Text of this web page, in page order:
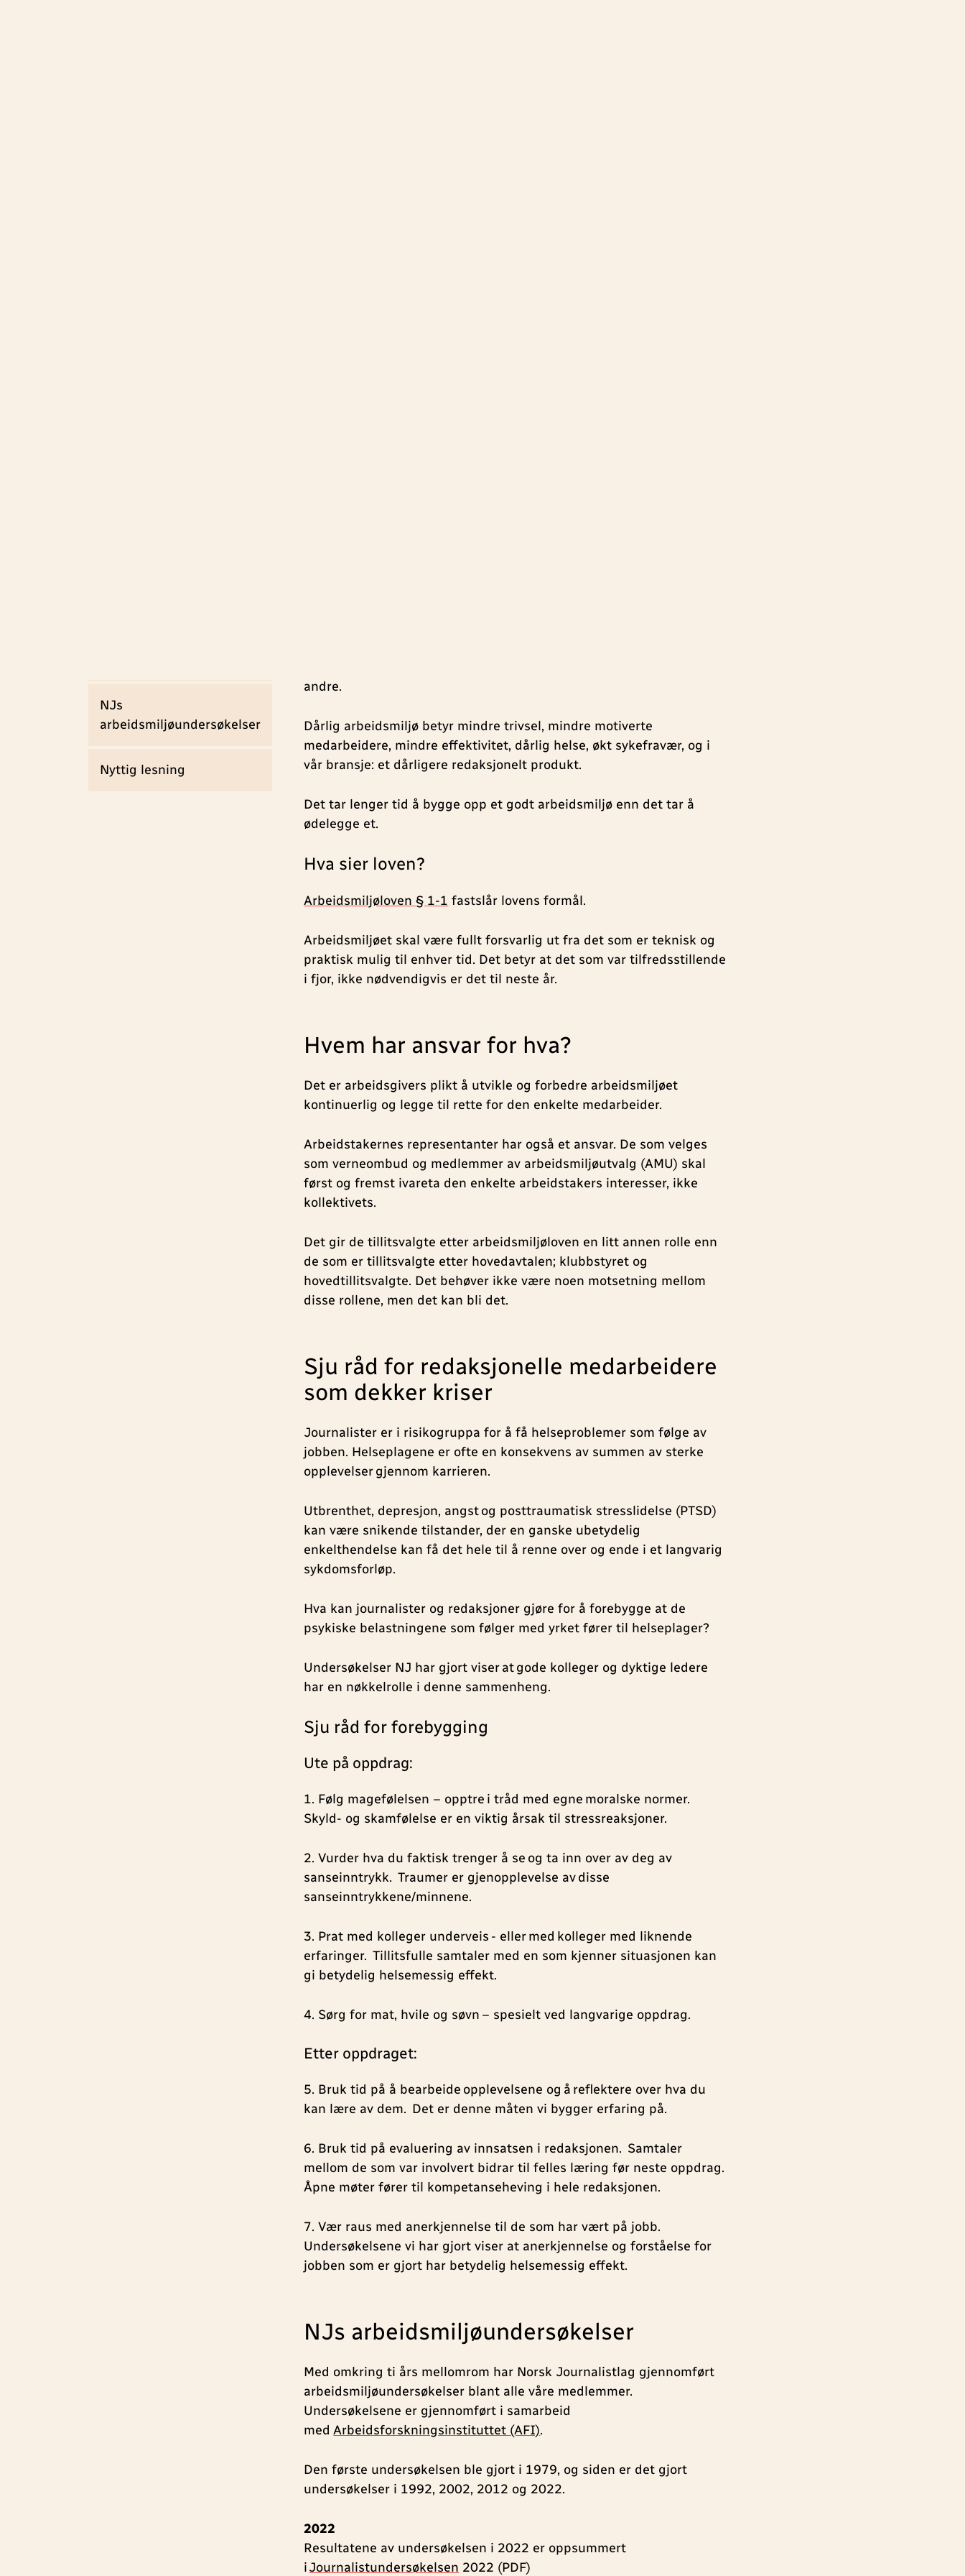
NJs
arbeidsmiljøundersøkelser
Nyttig lesning
andre.
Dårlig arbeidsmiljø betyr mindre trivsel, mindre motiverte
medarbeidere, mindre effektivitet, dårlig helse, økt sykefravær, og i
vår bransje: et dårligere redaksjonelt produkt.
Det tar lenger tid å bygge opp et godt arbeidsmiljø enn det tar å
ødelegge et.
Hva sier loven?
Arbeidsmiljøloven § 1-1 fastslår lovens formål.
Arbeidsmiljøet skal være fullt forsvarlig ut fra det som er teknisk og
praktisk mulig til enhver tid. Det betyr at det som var tilfredsstillende
i fjor, ikke nødvendigvis er det til neste år.
Hvem har ansvar for hva?
Det er arbeidsgivers plikt å utvikle og forbedre arbeidsmiljøet
kontinuerlig og legge til rette for den enkelte medarbeider.
Arbeidstakernes representanter har også et ansvar. De som velges
som verneombud og medlemmer av arbeidsmiljøutvalg (AMU) skal
først og fremst ivareta den enkelte arbeidstakers interesser, ikke
kollektivets.
Det gir de tillitsvalgte etter arbeidsmiljøloven en litt annen rolle enn
de som er tillitsvalgte etter hovedavtalen; klubbstyret og
hovedtillitsvalgte. Det behøver ikke være noen motsetning mellom
disse rollene, men det kan bli det.
Sju råd for redaksjonelle medarbeidere
som dekker kriser
Journalister er i risikogruppa for å få helseproblemer som følge av
jobben. Helseplagene er ofte en konsekvens av summen av sterke
opplevelser gjennom karrieren.
Utbrenthet, depresjon, angst og posttraumatisk stresslidelse (PTSD)
kan være snikende tilstander, der en ganske ubetydelig
enkelthendelse kan få det hele til å renne over og ende i et langvarig
sykdomsforløp.
Hva kan journalister og redaksjoner gjøre for å forebygge at de
psykiske belastningene som følger med yrket fører til helseplager?
Undersøkelser NJ har gjort viser at gode kolleger og dyktige ledere
har en nøkkelrolle i denne sammenheng.
Sju råd for forebygging
Ute på oppdrag:
1. Følg magefølelsen – opptre i tråd med egne moralske normer.
Skyld- og skamfølelse er en viktig årsak til stressreaksjoner.
2. Vurder hva du faktisk trenger å se og ta inn over av deg av
sanseinntrykk. Traumer er gjenopplevelse av disse
sanseinntrykkene/minnene.
3. Prat med kolleger underveis - eller med kolleger med liknende
erfaringer. Tillitsfulle samtaler med en som kjenner situasjonen kan
gi betydelig helsemessig effekt.
4. Sørg for mat, hvile og søvn – spesielt ved langvarige oppdrag.
Etter oppdraget:
5. Bruk tid på å bearbeide opplevelsene og å reflektere over hva du
kan lære av dem. Det er denne måten vi bygger erfaring på.
6. Bruk tid på evaluering av innsatsen i redaksjonen. Samtaler
mellom de som var involvert bidrar til felles læring før neste oppdrag.
Åpne møter fører til kompetanseheving i hele redaksjonen.
7. Vær raus med anerkjennelse til de som har vært på jobb.
Undersøkelsene vi har gjort viser at anerkjennelse og forståelse for
jobben som er gjort har betydelig helsemessig effekt.
NJs arbeidsmiljøundersøkelser
Med omkring ti års mellomrom har Norsk Journalistlag gjennomført
arbeidsmiljøundersøkelser blant alle våre medlemmer.
Undersøkelsene er gjennomført i samarbeid
medArbeidsforskningsinstituttet (AFI).
Den første undersøkelsen ble gjort i 1979, og siden er det gjort
undersøkelser i 1992, 2002, 2012 og 2022.
2022
Resultatene av undersøkelsen i 2022 er oppsummert
iJournalistundersøkelsen 2022 (PDF)